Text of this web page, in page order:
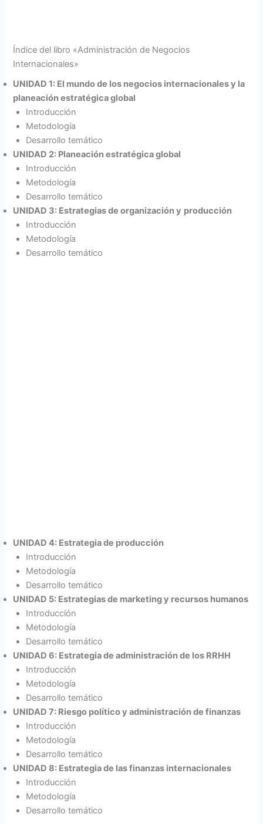
Índice del libro «Administración de Negocios
Internacionales»
UNIDAD 1: El mundo de los negocios internacionales y la
planeación estratégica global
Introducción
Metodología
Desarrollo temático
UNIDAD 2: Planeación estratégica global
Introducción
Metodología
Desarrollo temático
UNIDAD 3: Estrategias de organización y producción
Introducción
Metodología
Desarrollo temático
UNIDAD 4: Estrategia de producción
Introducción
Metodología
Desarrollo temático
UNIDAD 5: Estrategias de marketing y recursos humanos
Introducción
Metodología
Desarrollo temático
UNIDAD 6: Estrategia de administración de los RRHH
Introducción
Metodología
Desarrollo temático
UNIDAD 7: Riesgo político y administración de finanzas
Introducción
Metodología
Desarrollo temático
UNIDAD 8: Estrategia de las finanzas internacionales
Introducción
Metodología
Desarrollo temático